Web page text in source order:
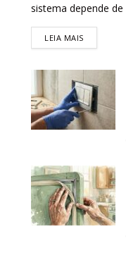
sistema depende de
LEIA MAIS